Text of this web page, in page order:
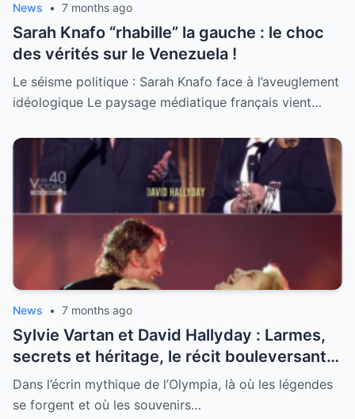
News • 7 months ago
Sarah Knafo “rhabille” la gauche : le choc
des vérités sur le Venezuela !
Le séisme politique : Sarah Knafo face à l’aveuglement
idéologique Le paysage médiatique français vient…
News • 7 months ago
Sylvie Vartan et David Hallyday : Larmes,
secrets et héritage, le récit bouleversant
d’un hommage historique à Johnny à
l’Olympia
Dans l’écrin mythique de l’Olympia, là où les légendes
se forgent et où les souvenirs…